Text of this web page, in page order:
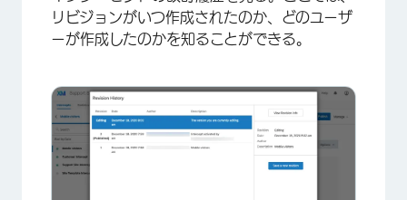
リビジョンがいつ作成されたのか、どのユーザ
ーが作成したのかを知ることができる。